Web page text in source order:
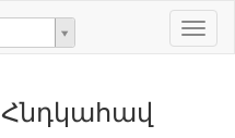
Toggle
Հնդկահավ